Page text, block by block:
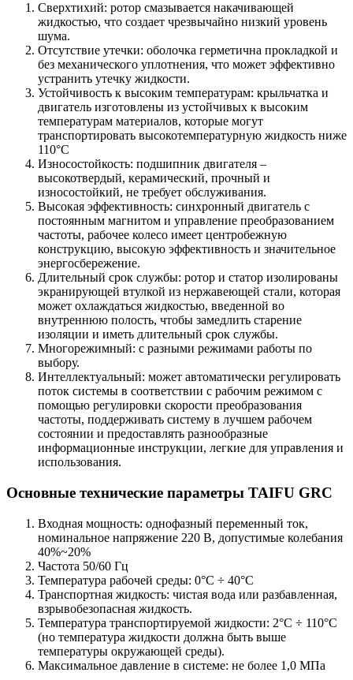
Сверхтихий: ротор смазывается накачивающей
жидкостью, что создает чрезвычайно низкий уровень
шума.
Отсутствие утечки: оболочка герметична прокладкой и
без механического уплотнения, что может эффективно
устранить утечку жидкости.
Устойчивость к высоким температурам: крыльчатка и
двигатель изготовлены из устойчивых к высоким
температурам материалов, которые могут
транспортировать высокотемпературную жидкость ниже
110°C
Износостойкость: подшипник двигателя –
высокотвердый, керамический, прочный и
износостойкий, не требует обслуживания.
Высокая эффективность: синхронный двигатель с
постоянным магнитом и управление преобразованием
частоты, рабочее колесо имеет центробежную
конструкцию, высокую эффективность и значительное
энергосбережение.
Длительный срок службы: ротор и статор изолированы
экранирующей втулкой из нержавеющей стали, которая
может охлаждаться жидкостью, введенной во
внутреннюю полость, чтобы замедлить старение
изоляции и иметь длительный срок службы.
Многорежимный: с разными режимами работы по
выбору.
Интеллектуальный: может автоматически регулировать
поток системы в соответствии с рабочим режимом с
помощью регулировки скорости преобразования
частоты, поддерживать систему в лучшем рабочем
состоянии и предоставлять разнообразные
информационные инструкции, легкие для управления и
использования.
Основные технические параметры TAIFU GRC
Входная мощность: однофазный переменный ток,
номинальное напряжение 220 В, допустимые колебания
40%~20%
Частота 50/60 Гц
Температура рабочей среды: 0°C ÷ 40°C
Транспортная жидкость: чистая вода или разбавленная,
взрывобезопасная жидкость.
Температура транспортируемой жидкости: 2°C ÷ 110°C
(но температура жидкости должна быть выше
температуры окружающей среды).
Максимальное давление в системе: не более 1,0 МПа